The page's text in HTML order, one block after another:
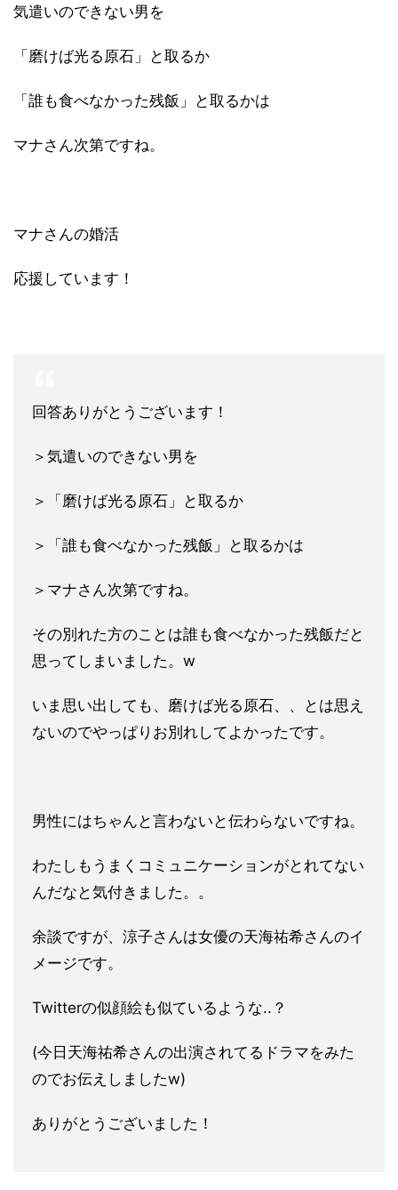
気遣いのできない男を
「磨けば光る原石」と取るか
「誰も食べなかった残飯」と取るかは
マナさん次第ですね。
マナさんの婚活
応援しています！
回答ありがとうございます！
＞気遣いのできない男を
＞「磨けば光る原石」と取るか
＞「誰も食べなかった残飯」と取るかは
＞マナさん次第ですね。
その別れた方のことは誰も食べなかった残飯だと
思ってしまいました。w
いま思い出しても、磨けば光る原石、、とは思え
ないのでやっぱりお別れしてよかったです。
男性にはちゃんと言わないと伝わらないですね。
わたしもうまくコミュニケーションがとれてない
んだなと気付きました。。
余談ですが、涼子さんは女優の天海祐希さんのイ
メージです。
Twitterの似顔絵も似ているような..？
(今日天海祐希さんの出演されてるドラマをみた
のでお伝えしましたw)
ありがとうございました！